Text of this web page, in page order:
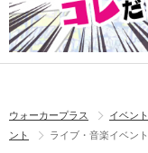
ウォーカープラス イベント
ント
ライブ・音楽イベント